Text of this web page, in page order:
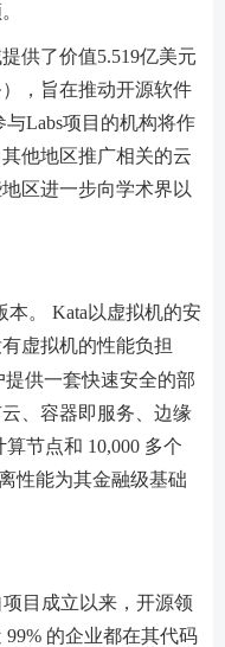
供了价值5.519亿美元
，旨在推动开源软件
Labs项目的机构将作
他地区推广相关的云
区进一步向学术界以
本。 Kata以虚拟机的安
虚拟机的性能负担
提供一套快速安全的部
、容器即服务、边缘
节点和 10,000 多个
性能为其金融级基础
目成立以来，开源领
的企业都在其代码